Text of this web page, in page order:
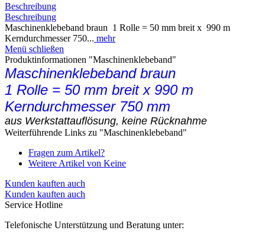
Beschreibung
Beschreibung
Maschinenklebeband braun 1 Rolle = 50 mm breit x 990 m
Kerndurchmesser 750... mehr
Menü schließen
Produktinformationen "Maschinenklebeband"
Maschinenklebeband braun
1 Rolle = 50 mm breit x 990 m
Kerndurchmesser 750 mm
aus Werkstattauflösung, keine Rücknahme
Weiterführende Links zu "Maschinenklebeband"
Fragen zum Artikel?
Weitere Artikel von Keine
Kunden kauften auch
Kunden kauften auch
Service Hotline
Telefonische Unterstützung und Beratung unter: